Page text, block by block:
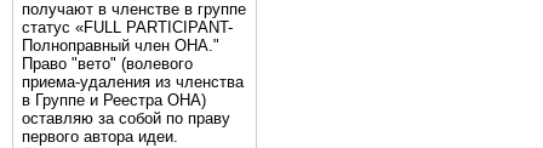
получают в членстве в группе
статус «FULL PARTICIPANT-
Полноправный член ОНА."
Право "вето" (волевого
приема-удаления из членства
в Группе и Реестра ОНА)
оставляю за собой по праву
первого автора идеи.